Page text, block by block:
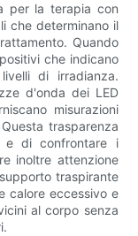
per la terapia con
che determinano il
Quando
che indicano
di irradianza.
d'onda dei LED
misurazioni
trasparenza
e di confrontare i
inoltre attenzione
traspirante
calore eccessivo e
al corpo senza